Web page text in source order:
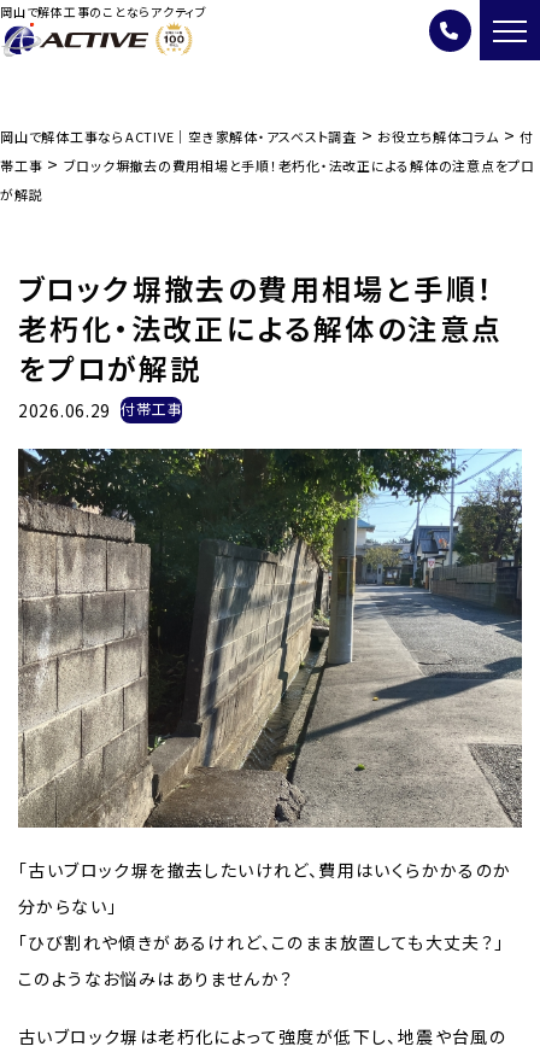
岡山で解体工事のことならアクティブ
岡山で解体工事ならACTIVE｜空き家解体・アスベスト調査 > お役立ち解体コラム > 付
帯工事 > ブロック塀撤去の費用相場と手順！老朽化・法改正による解体の注意点をプロ
が解説
ブロック塀撤去の費用相場と手順！
老朽化・法改正による解体の注意点
をプロが解説
2026.06.29 付帯工事
「古いブロック塀を撤去したいけれど、費用はいくらかかるのか
分からない」
「ひび割れや傾きがあるけれど、このまま放置しても大丈夫？」
このようなお悩みはありませんか？
古いブロック塀は老朽化によって強度が低下し、地震や台風の